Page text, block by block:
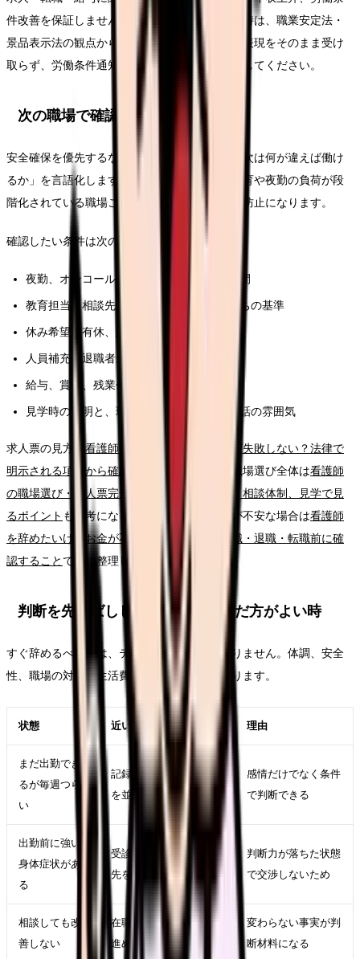
件改善を保証しません。求人票や紹介文を見る時は、職業安定法・
景品表示法の観点から、断定的に有利に見える表現をそのまま受け
取らず、労働条件通知書や面接で具体的に確認してください。
次の職場で確認する条件
安全確保を優先するなら、求人票を見る前に「次は何が違えば働け
るか」を言語化します。相談先が複数ある、教育や夜勤の負荷が段
階化されている職場ことが、このテーマの再発防止になります。
確認したい条件は次の通りです。
夜勤、オンコール、残業、前残業、記録時間
教育担当、相談先、フォロー期間、独り立ちの基準
休み希望、有休、急な休みへの対応
人員補充、退職者が出た時の業務分担
給与、賞与、残業代、昇給、各種手当
見学時の説明と、現場スタッフの表情や会話の雰囲気
求人票の見方は 看護師の求人票、どこを見れば失敗しない？法律で
明示される項目から確認する読み方ガイド
、職場選び全体は看護師
の職場選び・求人票完全ガイド。条件、教育、相談体制、見学で見
るポイント も参考になります。給与や生活費が不安な場合は看護師
を辞めたいけどお金が不安な時の考え方｜休職・退職・転職前に確
認すること で先に整理してください。
判断を先延ばししてよい時・急いだ方がよい時
すぐ辞めるべきかは、テーマ名だけでは決まりません。体調、安全
性、職場の対応、生活費、次の選択肢で変わります。
状態 近い対応 理由
まだ出勤でき
るが毎週つら
い
記録、相談、求人比較
を並行する
感情だけでなく条件
で判断できる
出勤前に強い
身体症状があ
る
受診、休養、公的相談
先を優先する
判断力が落ちた状態
で交渉しないため
相談しても改
善しない
在職転職や退職準備を
進める
変わらない事実が判
断材料になる